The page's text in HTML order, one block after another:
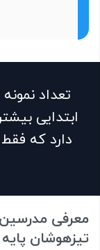
تعداد
ابتدایی
دارد که
معرفی
تیزهوشان